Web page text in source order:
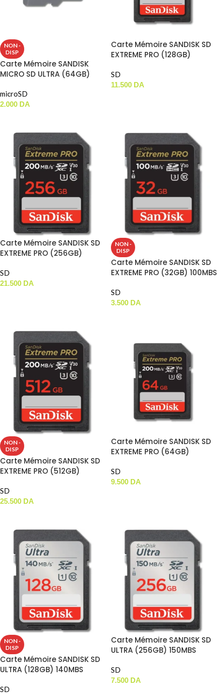
NON -
DISP
Carte Mémoire SANDISK
MICRO SD ULTRA (64GB)
microSD
2.000 DA
Carte Mémoire SANDISK SD
EXTREME PRO (128GB)
SD
11.500 DA
Carte Mémoire SANDISK SD
EXTREME PRO (256GB)
SD
21.500 DA
NON -
DISP
Carte Mémoire SANDISK SD
EXTREME PRO (32GB) 100MBS
SD
3.500 DA
NON -
DISP
Carte Mémoire SANDISK SD
EXTREME PRO (512GB)
SD
25.500 DA
Carte Mémoire SANDISK SD
EXTREME PRO (64GB)
SD
9.500 DA
NON -
DISP
Carte Mémoire SANDISK SD
ULTRA (128GB) 140MBS
SD
Carte Mémoire SANDISK SD
ULTRA (256GB) 150MBS
SD
7.500 DA